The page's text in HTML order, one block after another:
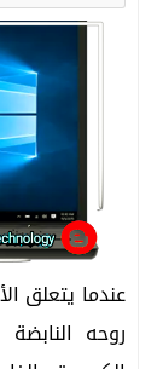
عندما يتعلق
روحه